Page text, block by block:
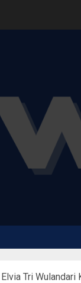
Tri